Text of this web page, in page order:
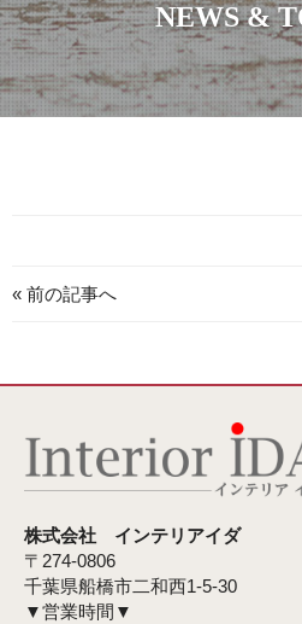
NEWS &
« 前の記事へ
株式会社 インテリアイダ
〒274-0806
千葉県船橋市二和西1-5-30
▼営業時間▼